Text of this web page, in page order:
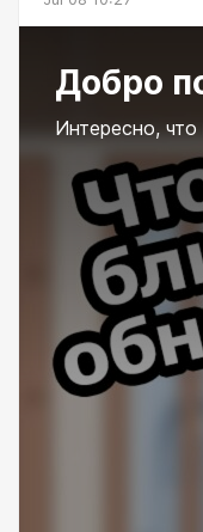
Добро
Интересно,